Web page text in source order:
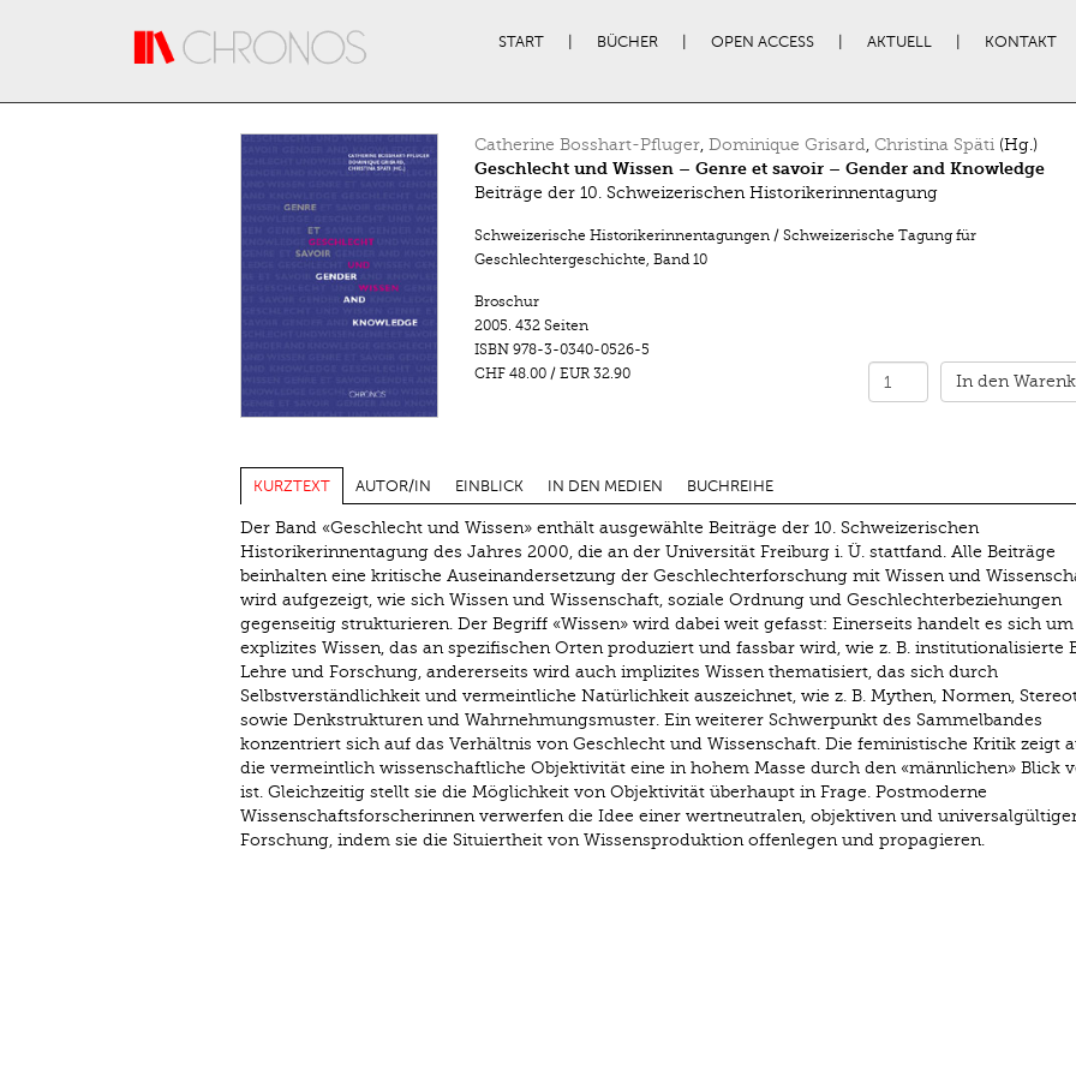
START BÜCHER OPEN ACCESS AKTUELL KONTAKT
Catherine Bosshart-Pfluger, Dominique Grisard, Christina Späti(Hg.)
Geschlecht und Wissen – Genre et savoir – Gender and Knowledge
Beiträge der 10. Schweizerischen Historikerinnentagung
Schweizerische Historikerinnentagungen / Schweizerische Tagung für
Geschlechtergeschichte, Band 10
Broschur
2005. 432 Seiten
ISBN 978-3-0340-0526-5
CHF 48.00/ EUR 32.90 In den
KURZTEXT AUTOR/IN EINBLICK IN DEN MEDIEN BUCHREIHE
Der Band «Geschlecht und Wissen» enthält ausgewählte Beiträge der 10. Schweizerischen
Historikerinnentagung des Jahres 2000, die an der Universität Freiburg i. Ü. stattfand. Alle Beiträge
beinhalten eine kritische Auseinandersetzung der Geschlechterforschung mit Wissen und
wird aufgezeigt, wie sich Wissen und Wissenschaft, soziale Ordnung und Geschlechterbeziehungen
gegenseitig strukturieren. Der Begriff «Wissen» wird dabei weit gefasst: Einerseits handelt es sich um
explizites Wissen, das an spezifischen Orten produziert und fassbar wird, wie z. B. institutionalisierte
Lehre und Forschung, andererseits wird auch implizites Wissen thematisiert, das sich durch
Selbstverständlichkeit und vermeintliche Natürlichkeit auszeichnet, wie z. B. Mythen, Normen,
sowie Denkstrukturen und Wahrnehmungsmuster. Ein weiterer Schwerpunkt des Sammelbandes
konzentriert sich auf das Verhältnis von Geschlecht und Wissenschaft. Die feministische Kritik zeigt
die vermeintlich wissenschaftliche Objektivität eine in hohem Masse durch den «männlichen» Blick
ist. Gleichzeitig stellt sie die Möglichkeit von Objektivität überhaupt in Frage. Postmoderne
Wissenschaftsforscherinnen verwerfen die Idee einer wertneutralen, objektiven und
Forschung, indem sie die Situiertheit von Wissensproduktion offenlegen und propagieren.